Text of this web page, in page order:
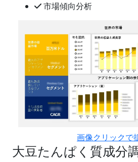
市場傾向分析
画像クリックで
大豆たんぱく質成分